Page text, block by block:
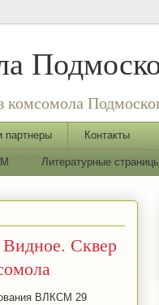
партнеры Контакты
Литературные
Сквер
ВЛКСМ 29